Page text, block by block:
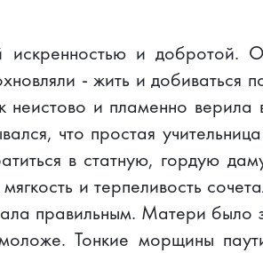
искренностью и добротой.
- жить и добиваться
и пламенно верила
что простая
в статную, гордую
и терпеливость
правильным. Матери было
Тонкие морщины